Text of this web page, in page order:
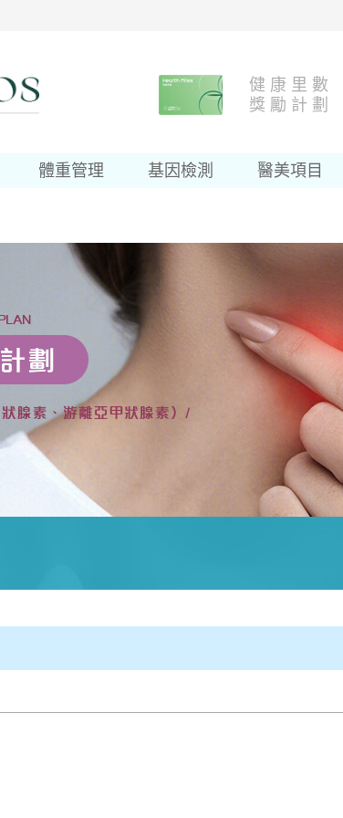
健 康 里 數
獎 勵 計 劃
體重管理 基因檢測 醫美項目